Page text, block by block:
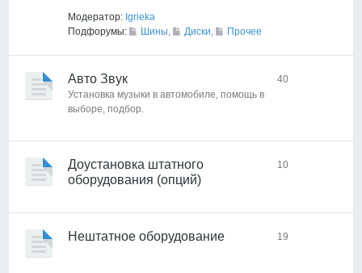
Модератор: Igrieka
Подфорумы:
Шины, Диски, Прочее
Авто Звук
Установка музыки в автомобиле, помощь в
выборе, подбор.
40
Доустановка штатного
оборудования (опций)
10
Нештатное оборудование 19